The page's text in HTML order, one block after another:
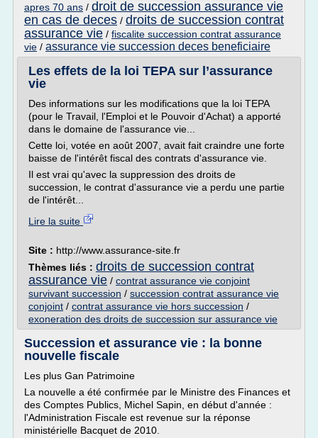
apres 70 ans / droit de succession assurance vie
en cas de deces / droits de succession contrat
assurance vie / fiscalite succession contrat assurance
vie / assurance vie succession deces beneficiaire
Les effets de la loi TEPA sur l’assurance
vie
Des informations sur les modifications que la loi TEPA
(pour le Travail, l'Emploi et le Pouvoir d'Achat) a apporté
dans le domaine de l'assurance vie...
Cette loi, votée en août 2007, avait fait craindre une forte
baisse de l'intérêt fiscal des contrats d'assurance vie.
Il est vrai qu'avec la suppression des droits de
succession, le contrat d'assurance vie a perdu une partie
de l'intérêt...
Lire la suite
Site : http://www.assurance-site.fr
Thèmes liés : droits de succession contrat
assurance vie / contrat assurance vie conjoint
survivant succession / succession contrat assurance vie
conjoint / contrat assurance vie hors succession /
exoneration des droits de succession sur assurance vie
Succession et assurance vie : la bonne
nouvelle fiscale
Les plus Gan Patrimoine
La nouvelle a été confirmée par le Ministre des Finances et
des Comptes Publics, Michel Sapin, en début d'année :
l'Administration Fiscale est revenue sur la réponse
ministérielle Bacquet de 2010.